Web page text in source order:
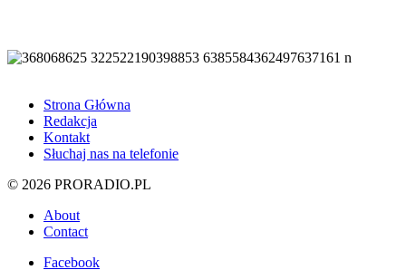
Strona Główna
Redakcja
Kontakt
Słuchaj nas na telefonie
© 2026 PRORADIO.PL
About
Contact
Facebook